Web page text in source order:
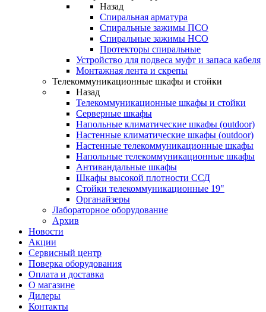
Назад
Спиральная арматура
Спиральные зажимы ПСО
Спиральные зажимы НСО
Протекторы спиральные
Устройство для подвеса муфт и запаса кабеля
Монтажная лента и скрепы
Телекоммуникационные шкафы и стойки
Назад
Телекоммуникационные шкафы и стойки
Серверные шкафы
Напольные климатические шкафы (outdoor)
Настенные климатические шкафы (outdoor)
Настенные телекоммуникационные шкафы
Напольные телекоммуникационные шкафы
Антивандальные шкафы
Шкафы высокой плотности ССД
Стойки телекоммуникационные 19"
Органайзеры
Лабораторное оборудование
Архив
Новости
Акции
Сервисный центр
Поверка оборудования
Оплата и доставка
О магазине
Дилеры
Контакты